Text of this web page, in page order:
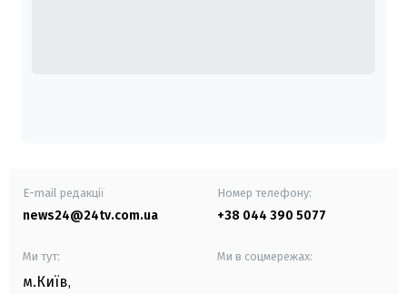
E-mail редакції
news24@24tv.com.ua
Номер телефону:
+38 044 390 5077
Ми тут:
м.Київ,
Ми в соцмережах: